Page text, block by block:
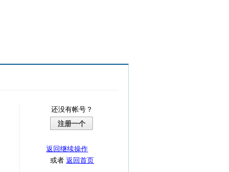
还没有帐号？
注册一个
返回继续操作
或者返回首页